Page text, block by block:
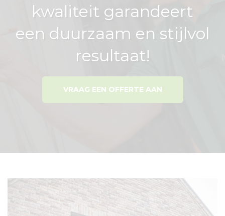
kwaliteit garandeert
een duurzaam en stijlvol
resultaat!
VRAAG EEN OFFERTE AAN